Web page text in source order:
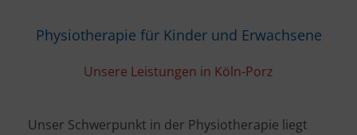
Physiotherapie für Kinder und Erwachsene
Unsere Leistungen in Köln-Porz
Unser Schwerpunkt in der Physiotherapie liegt